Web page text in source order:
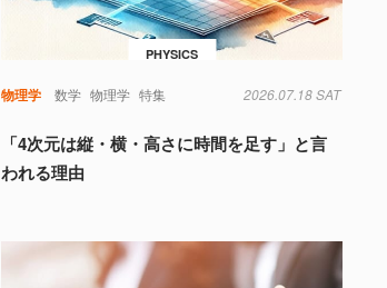
PHYSICS
物理学 数学 物理学 特集 2026.07.18 SAT
「4次元は縦・横・高さに時間を足す」と言
われる理由